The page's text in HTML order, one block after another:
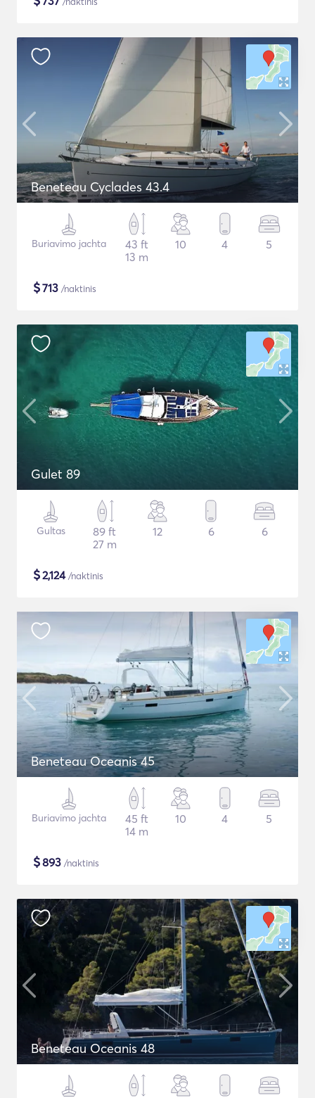
Beneteau Cyclades 43.4
Buriavimo jachta
43 ft
13 m
10 4 5
$713 /naktinis
Gulet 89
Gultas
89 ft
27 m
12 6 6
$2,124/naktinis
Beneteau Oceanis 45
Buriavimo jachta
45 ft
14 m
10 4 5
$893 /naktinis
Beneteau Oceanis 48